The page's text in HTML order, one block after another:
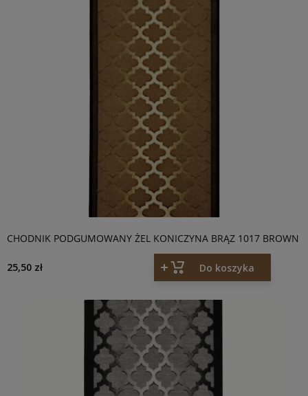
CHODNIK PODGUMOWANY ŻEL KONICZYNA BRĄZ 1017 BROWN
25,50 zł Do koszyka